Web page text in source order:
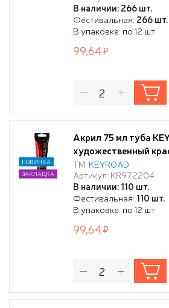
В наличии: 266 шт.
Фестивальная: 266 шт.
В упаковке: по 12 шт
99,64
Акрил 75 мл туба
художественный
ТМ: KEYROAD
Артикул: KR972204
В наличии: 110 шт.
Фестивальная: 110 шт.
В упаковке: по 12 шт
НОВИНКА
ЗАКЛАДКА
99,64